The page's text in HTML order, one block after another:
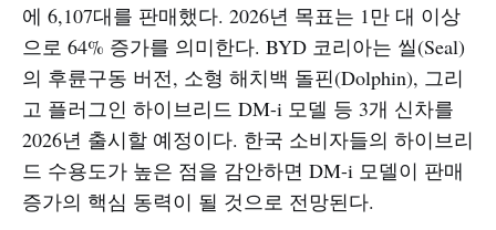
에 6,107대를 판매했다. 2026년 목표는 1만 대 이상
으로 64% 증가를 의미한다. BYD 코리아는 씰(Seal)
의 후륜구동 버전, 소형 해치백 돌핀(Dolphin), 그리
고 플러그인 하이브리드 DM-i 모델 등 3개 신차를
2026년 출시할 예정이다. 한국 소비자들의 하이브리
드 수용도가 높은 점을 감안하면 DM-i 모델이 판매
증가의 핵심 동력이 될 것으로 전망된다.